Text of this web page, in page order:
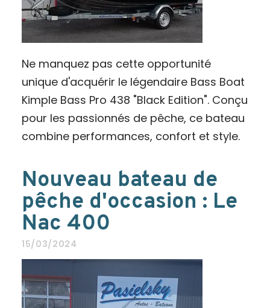
Ne manquez pas cette opportunité
unique d'acquérir le légendaire Bass Boat
Kimple Bass Pro 438 "Black Edition". Conçu
pour les passionnés de pêche, ce bateau
combine performances, confort et style.
Nouveau bateau de
pêche d'occasion : Le
Nac 400
15/03/2024